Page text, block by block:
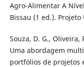
Agro-Alimentar A
Bissau (1 ed.). Projeto
Souza, D. G., Oliveira,
Uma abordagem
portfólios de projetos